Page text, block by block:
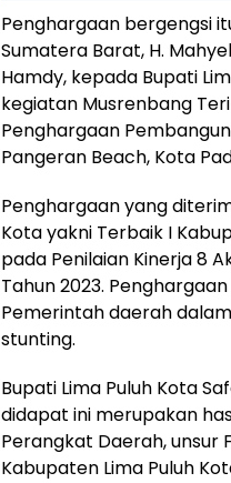
Penghargaan bergengsi
Sumatera Barat, H.
Hamdy, kepada Bupati
kegiatan Musrenbang
Penghargaan
Pangeran Beach, Kota
Penghargaan yang
Kota yakni Terbaik I
pada Penilaian Kinerja 8
Tahun 2023.
Pemerintah daerah
stunting.
Bupati Lima Puluh Kota
didapat ini merupakan
Perangkat Daerah, unsur
Kabupaten Lima Puluh